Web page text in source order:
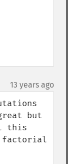
13 years ago
but
this
factorial